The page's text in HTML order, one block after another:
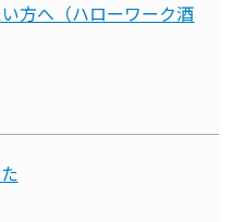
方へ（ハローワーク酒